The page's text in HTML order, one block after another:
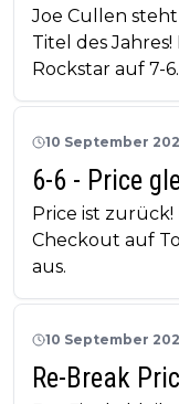
Joe Cullen
Titel des
Rockstar auf 7-6.
10 September
6-6 - Price
Price ist
Checkout auf
aus.
10 September
Re-Break